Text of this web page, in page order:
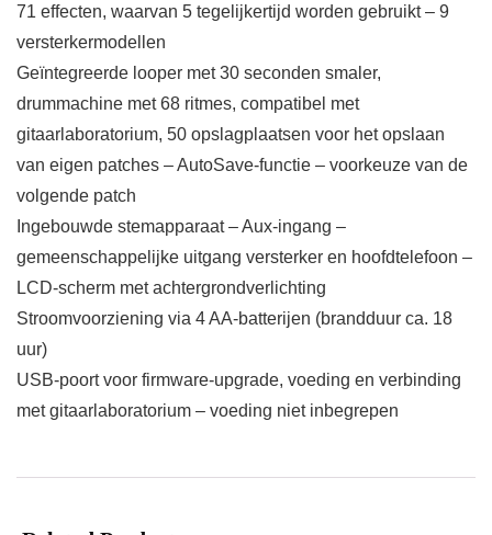
71 effecten, waarvan 5 tegelijkertijd worden gebruikt – 9
versterkermodellen
Geïntegreerde looper met 30 seconden smaler,
drummachine met 68 ritmes, compatibel met
gitaarlaboratorium, 50 opslagplaatsen voor het opslaan
van eigen patches – AutoSave-functie – voorkeuze van de
volgende patch
Ingebouwde stemapparaat – Aux-ingang –
gemeenschappelijke uitgang versterker en hoofdtelefoon –
LCD-scherm met achtergrondverlichting
Stroomvoorziening via 4 AA-batterijen (brandduur ca. 18
uur)
USB-poort voor firmware-upgrade, voeding en verbinding
met gitaarlaboratorium – voeding niet inbegrepen